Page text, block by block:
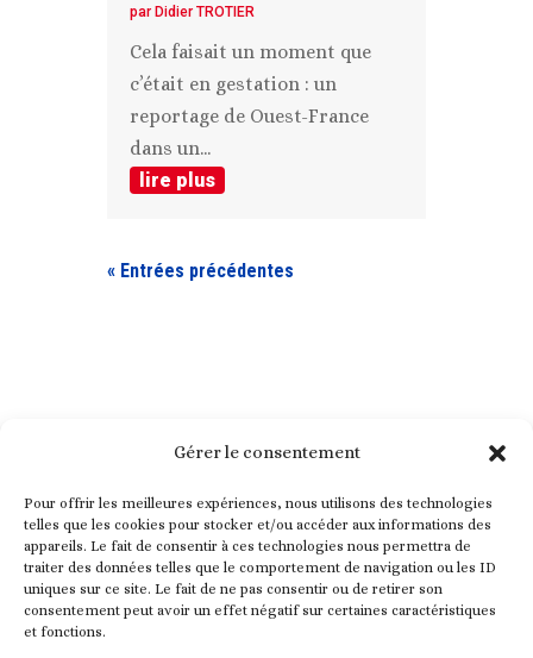
Gérer le consentement
Pour offrir les meilleures expériences, nous utilisons des technologies
telles que les cookies pour stocker et/ou accéder aux informations des
appareils. Le fait de consentir à ces technologies nous permettra de
traiter des données telles que le comportement de navigation ou les ID
uniques sur ce site. Le fait de ne pas consentir ou de retirer son
consentement peut avoir un effet négatif sur certaines caractéristiques
et fonctions.
par Didier TROTIER
Cela faisait un moment que
c’était en gestation : un
reportage de Ouest-France
dans un...
lire plus
« Entrées précédentes